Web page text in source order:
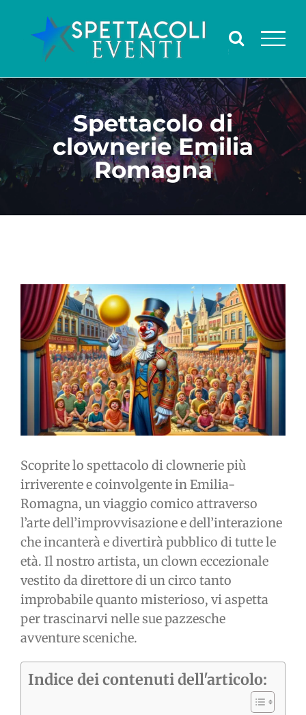
contenuto
Spettacolo di
clownerie Emilia
Romagna
Ingrandisci
immagine
Scoprite lo spettacolo di clownerie più
irriverente e coinvolgente in Emilia-
Romagna, un viaggio comico attraverso
l’arte dell’improvvisazione e dell’interazione
che incanterà e divertirà pubblico di tutte le
età. Il nostro artista, un clown eccezionale
vestito da direttore di un circo tanto
improbabile quanto misterioso, vi aspetta
per trascinarvi nelle sue pazzesche
avventure sceniche.
Indice dei contenuti dell'articolo: